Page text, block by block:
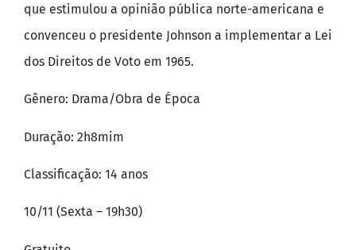
que estimulou a opinião pública norte-americana e
convenceu o presidente Johnson a implementar a Lei
dos Direitos de Voto em 1965.
Gênero: Drama/Obra de Época
Duração: 2h8mim
Classificação: 14 anos
10/11 (Sexta – 19h30)